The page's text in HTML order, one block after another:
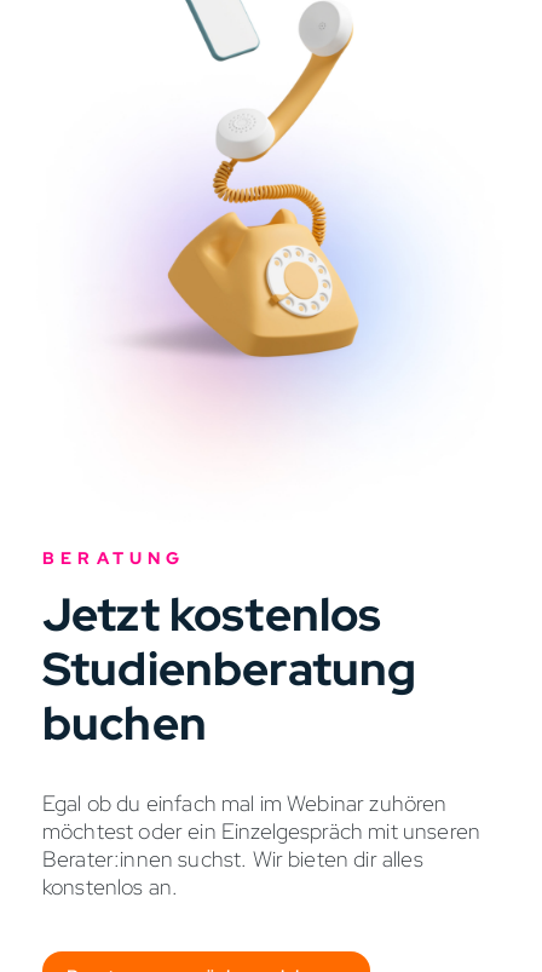
BERATUNG
Jetzt kostenlos
Studienberatung
buchen
Egal ob du einfach mal im Webinar zuhören
möchtest oder ein Einzelgespräch mit unseren
Berater:innen suchst. Wir bieten dir alles
konstenlos an.